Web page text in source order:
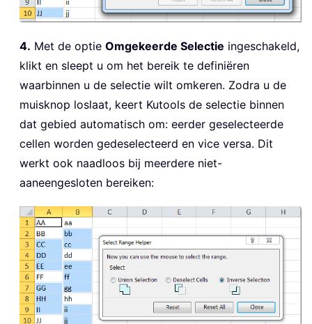
4. Met de optie Omgekeerde Selectie ingeschakeld,
klikt en sleept u om het bereik te definiëren
waarbinnen u de selectie wilt omkeren. Zodra u de
muisknop loslaat, keert Kutools de selectie binnen
dat gebied automatisch om: eerder geselecteerde
cellen worden gedeselecteerd en vice versa. Dit
werkt ook naadloos bij meerdere niet-
aaneengesloten bereiken: